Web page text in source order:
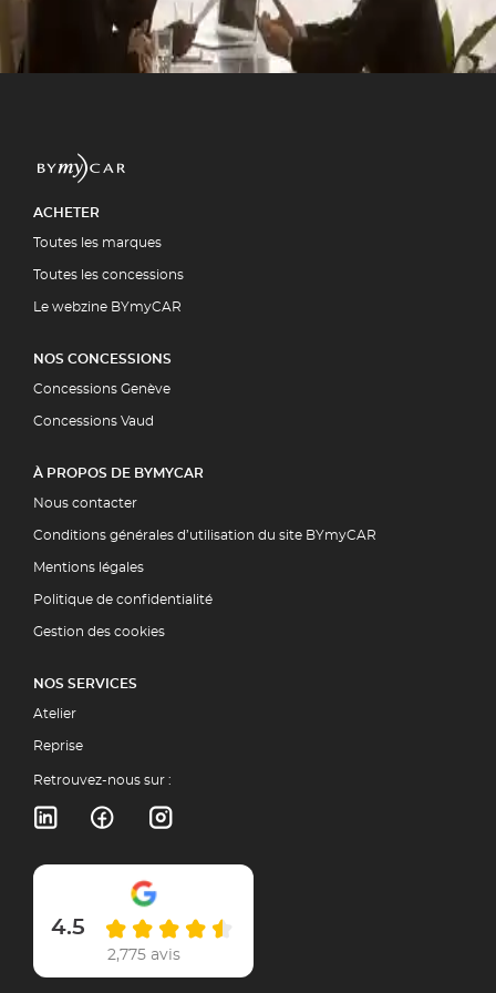
par la quasi-totalité des
ACHETER
Toutes les marques
Toutes les concessions
Le webzine BYmyCAR
NOS CONCESSIONS
Concessions Genève
Concessions Vaud
À PROPOS DE BYMYCAR
Nous contacter
Conditions générales d’utilisation du site BYmyCAR
Mentions légales
Politique de confidentialité
Gestion des cookies
NOS SERVICES
Atelier
Reprise
Retrouvez-nous sur :
4.5
2,775 avis